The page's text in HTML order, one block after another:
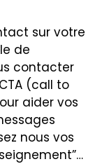
sur votre
de
contacter
(call to
aider vos
nous vos